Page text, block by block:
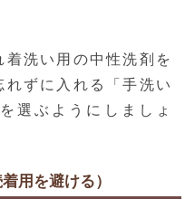
洗い用の中性洗剤を
ずに入れる「手洗い
選ぶようにしましょ
用を避ける）